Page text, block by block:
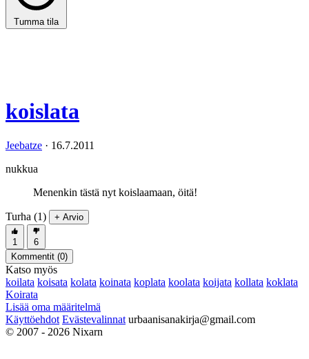
Tumma tila
koislata
Jeebatze · 16.7.2011
nukkua
Menenkin tästä nyt koislaamaan, öitä!
Turha (1) + Arvio
1
6
Kommentit (0)
Katso myös
koilata koisata kolata koinata koplata koolata koijata kollata koklata
Koirata
Lisää oma määritelmä
Käyttöehdot Evästevalinnat urbaanisanakirja@gmail.com
© 2007 - 2026 Nixarn